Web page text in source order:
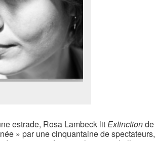
estrade, Rosa Lambeck litExtinctionde
» par une cinquantaine de spectateurs,